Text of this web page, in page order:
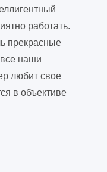
работать.
прекрасные
наши
любит свое
в объективе